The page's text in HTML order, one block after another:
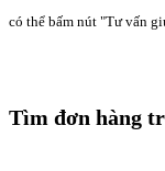
có thể bấm nút "Tư vấn
Tìm đơn hàng